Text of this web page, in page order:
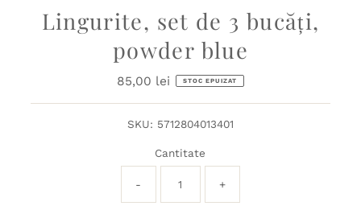
Lingurite, set de 3 bucăți,
powder blue
Preț
85,00 lei STOC EPUIZAT
SKU: 5712804013401
Cantitate
- +